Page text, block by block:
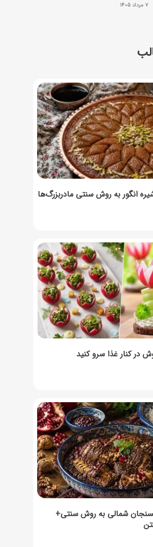
7 مرداد 1405
انگور به روش سنتی مادربزرگ‌ها
در کنار غذا سرو کنید
شمالی به روش سنتی+